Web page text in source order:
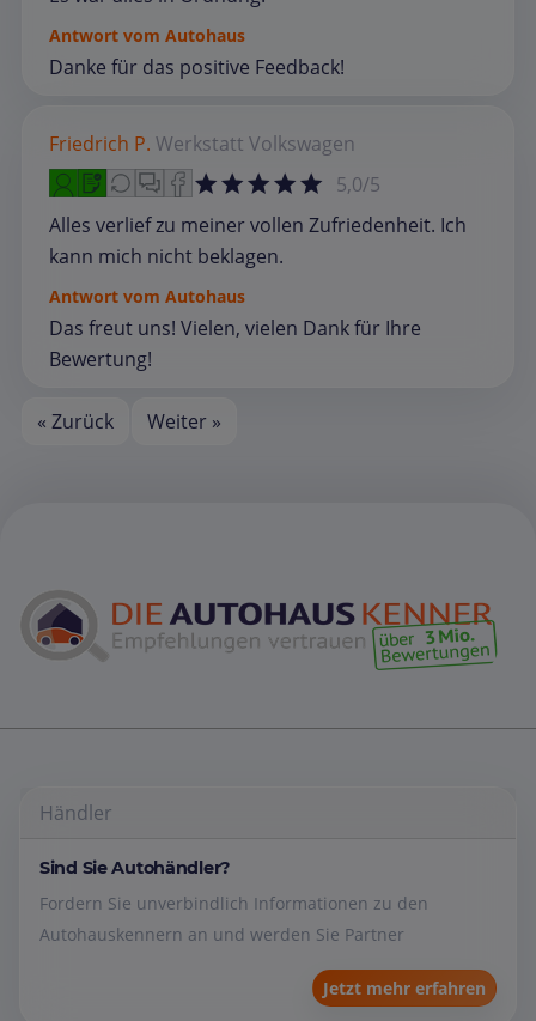
Antwort vom Autohaus
Danke für das positive Feedback!
Friedrich P. Werkstatt Volkswagen
5,0/5
Alles verlief zu meiner vollen Zufriedenheit. Ich
kann mich nicht beklagen.
Antwort vom Autohaus
Das freut uns! Vielen, vielen Dank für Ihre
Bewertung!
« Zurück Weiter »
Händler
Sind Sie Autohändler?
Fordern Sie unverbindlich Informationen zu den
Autohauskennern an und werden Sie Partner
Jetzt mehr erfahren